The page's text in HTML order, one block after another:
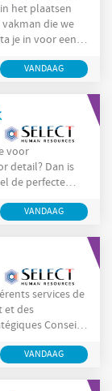
het plaatsen
die we
je in voor een
bij onze
bij aan een
opmeten van de
VANDAAG
voor
detail? Dan is
de perfecte
uitvoering van
Jouw
VANDAAG
services de
Conseil
VANDAAG